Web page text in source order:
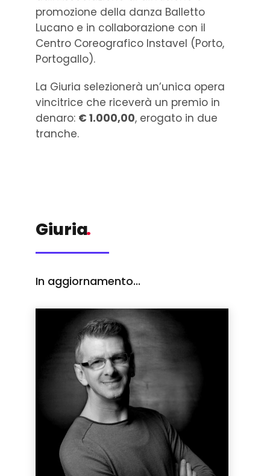
promozione della danza Balletto
Lucano e in collaborazione con il
Centro Coreografico Instavel (Porto,
Portogallo).
La Giuria selezionerà un’unica opera
vincitrice che riceverà un premio in
denaro: € 1.000,00, erogato in due
tranche.
Giuria
.
In aggiornamento...